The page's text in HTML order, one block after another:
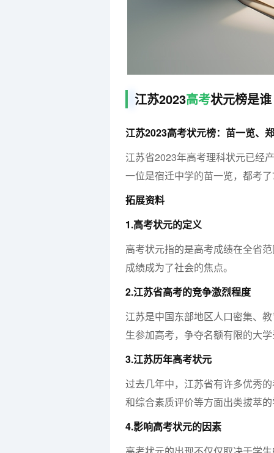
江苏2023高考状元榜是谁
江苏2023高考状元榜：苗一览、
江苏省2023年高考理科状元已经
一位是宿迁中学的苗一览，都考
拓展资料
1.高考状元的定义
高考状元指的是高考成绩在全省
成绩成为了社会的焦点。
2.江苏省高考的竞争激烈程度
江苏是中国东部地区人口密集、
生参加高考，争夺名额有限的大
3.江苏历年高考状元
过去几年中，江苏省有许多优秀
和综合素质评价等方面出类拔萃
4.影响高考状元的因素